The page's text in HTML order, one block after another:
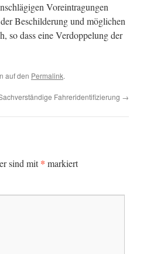
Voreintragungen
Beschilderung und möglichen
so dass eine Verdoppelung der
auf den Permalink.
Fahreridentifizierung →
sind mit* markiert